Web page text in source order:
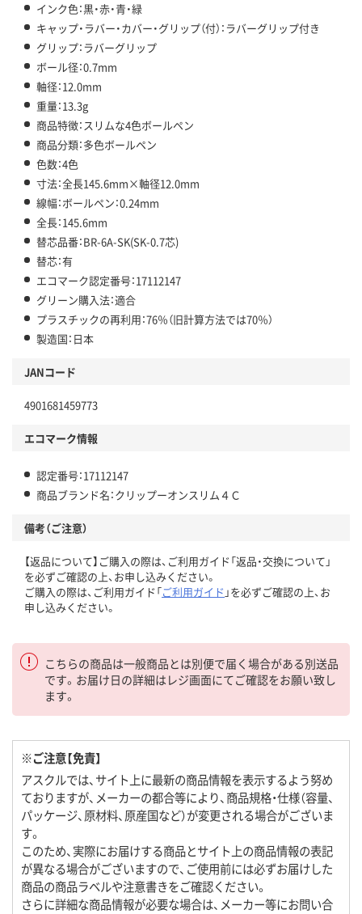
インク色：黒・赤・青・緑
キャップ・ラバー・カバー・グリップ（付）：ラバーグリップ付き
グリップ：ラバーグリップ
ボール径：0.7mm
軸径：12.0mm
重量：13.3g
商品特徴：スリムな4色ボールペン
商品分類：多色ボールペン
色数：4色
寸法：全長145.6mm×軸径12.0mm
線幅：ボールペン：0.24mm
全長：145.6mm
替芯品番：BR-6A-SK(SK-0.7芯)
替芯：有
エコマーク認定番号：17112147
グリーン購入法：適合
プラスチックの再利用：76％（旧計算方法では70％）
製造国：日本
JANコード
4901681459773
エコマーク情報
認定番号：17112147
商品ブランド名：クリップーオンスリム４Ｃ
備考（ご注意）
【返品について】ご購入の際は、ご利用ガイド「返品・交換について」
を必ずご確認の上、お申し込みください。
ご購入の際は、ご利用ガイド「ご利用ガイド 」を必ずご確認の上、お
申し込みください。
こちらの商品は一般商品とは別便で届く場合がある別送品
です。お届け日の詳細はレジ画面にてご確認をお願い致し
ます。
※ご注意【免責】
アスクルでは、サイト上に最新の商品情報を表示するよう努め
ておりますが、メーカーの都合等により、商品規格・仕様（容量、
パッケージ、原材料、原産国など）が変更される場合がございま
す。
このため、実際にお届けする商品とサイト上の商品情報の表記
が異なる場合がございますので、ご使用前には必ずお届けした
商品の商品ラベルや注意書きをご確認ください。
さらに詳細な商品情報が必要な場合は、メーカー等にお問い合